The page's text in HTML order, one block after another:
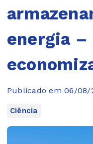
energia –
Publicado em 06/08/
Ciência